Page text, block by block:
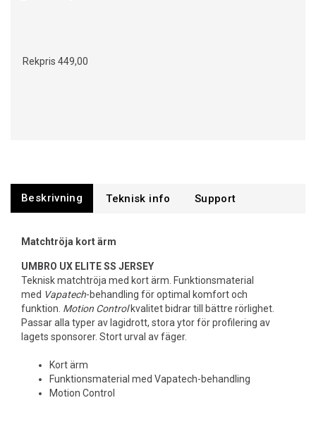
Rekpris 449,00
Beskrivning Support
Matchtröja kort ärm
UMBRO UX ELITE SS JERSEY
Teknisk matchtröja med kort ärm. Funktionsmaterial
med Vapatech-behandling för optimal komfort och
funktion. Motion Controlkvalitet bidrar till bättre rörlighet.
Passar alla typer av lagidrott, stora ytor för profilering av
lagets sponsorer. Stort urval av fäger.
Kort ärm
Funktionsmaterial med Vapatech-behandling
Motion Control